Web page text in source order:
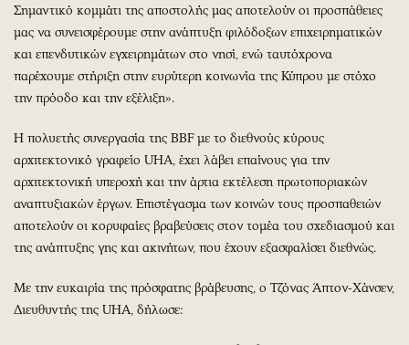
Σημαντικό κομμάτι της αποστολής μας αποτελούν οι προσπάθειες
μας να συνεισφέρουμε στην ανάπτυξη φιλόδοξων επιχειρηματικών
και επενδυτικών εγχειρημάτων στο νησί, ενώ ταυτόχρονα
παρέχουμε στήριξη στην ευρύτερη κοινωνία της Κύπρου με στόχο
την πρόοδο και την εξέλιξη».
Η πολυετής συνεργασία της BBF με το διεθνούς κύρους
αρχιτεκτονικό γραφείο UHA, έχει λάβει επαίνους για την
αρχιτεκτονική υπεροχή και την άρτια εκτέλεση πρωτοποριακών
αναπτυξιακών έργων. Eπιστέγασμα των κοινών τους προσπαθειών
αποτελούν οι κορυφαίες βραβεύσεις στον τομέα του σχεδιασμού και
της ανάπτυξης γης και ακινήτων, που έχουν εξασφαλίσει διεθνώς.
Με την ευκαιρία της πρόσφατης βράβευσης, ο Τζόνας Άπτον-Χάνσεν,
Διευθυντής της UHA, δήλωσε: